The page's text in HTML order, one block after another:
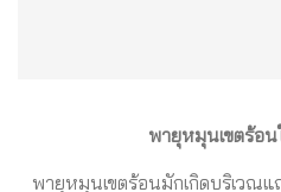
พายุหมุนเขตร้อน
พายุหมุนเขตร้อนมักเกิดบริเวณแ